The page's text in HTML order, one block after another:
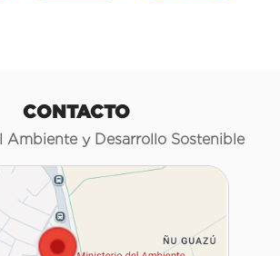
CONTACTO
Ambiente y Desarrollo Sostenible